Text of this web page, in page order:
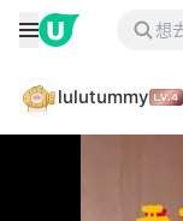
lulutummy